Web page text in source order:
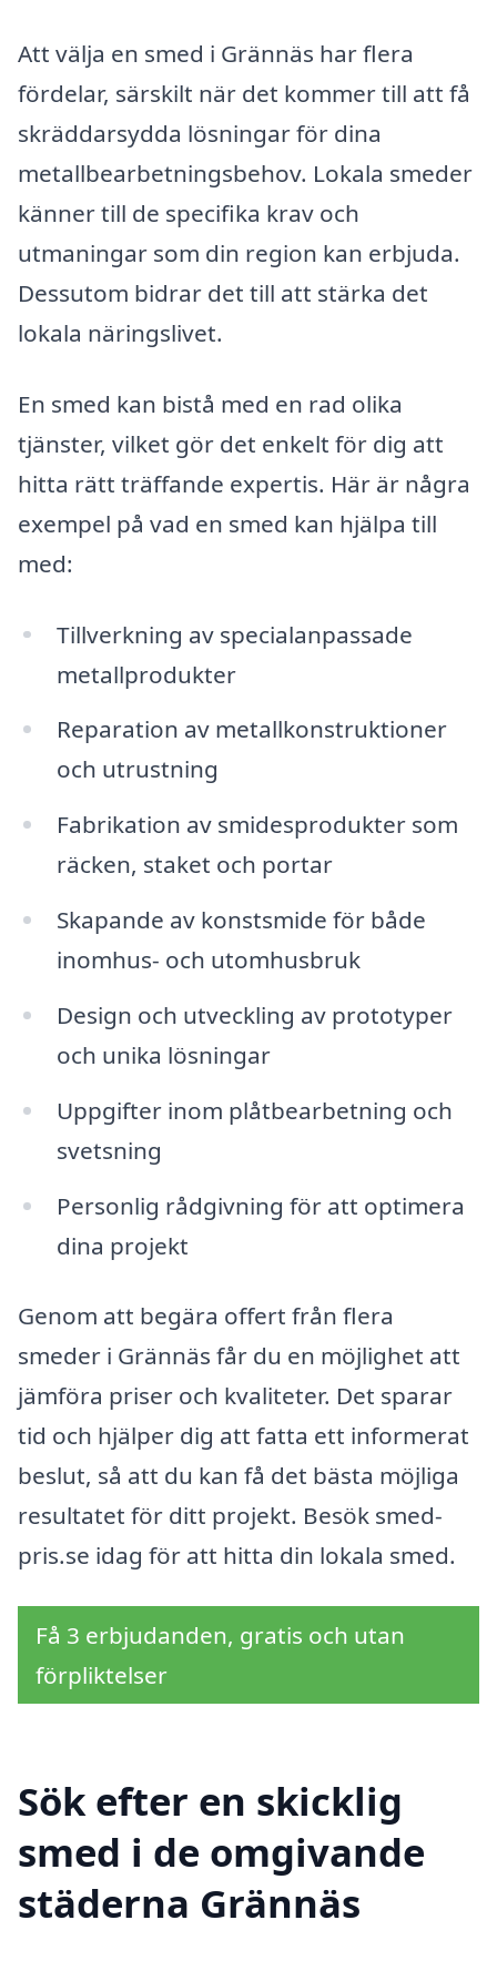
Att välja en smed i Grännäs har flera
fördelar, särskilt när det kommer till att få
skräddarsydda lösningar för dina
metallbearbetningsbehov. Lokala smeder
känner till de specifika krav och
utmaningar som din region kan erbjuda.
Dessutom bidrar det till att stärka det
lokala näringslivet.
En smed kan bistå med en rad olika
tjänster, vilket gör det enkelt för dig att
hitta rätt träffande expertis. Här är några
exempel på vad en smed kan hjälpa till
med:
Tillverkning av specialanpassade
metallprodukter
Reparation av metallkonstruktioner
och utrustning
Fabrikation av smidesprodukter som
räcken, staket och portar
Skapande av konstsmide för både
inomhus- och utomhusbruk
Design och utveckling av prototyper
och unika lösningar
Uppgifter inom plåtbearbetning och
svetsning
Personlig rådgivning för att optimera
dina projekt
Genom att begära offert från flera
smeder i Grännäs får du en möjlighet att
jämföra priser och kvaliteter. Det sparar
tid och hjälper dig att fatta ett informerat
beslut, så att du kan få det bästa möjliga
resultatet för ditt projekt. Besök smed-
pris.se idag för att hitta din lokala smed.
Få 3 erbjudanden, gratis och utan
förpliktelser
Sök efter en skicklig
smed i de omgivande
städerna Grännäs